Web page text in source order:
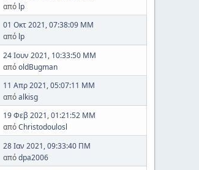
από lp
01 Οκτ 2021, 07:38:09 ΜΜ
από lp
24 Ιουν 2021, 10:33:50 ΜΜ
απόoldBugman
11 Απρ 2021, 05:07:11 ΜΜ
απόalkisg
19 Φεβ 2021, 01:21:52 ΜΜ
απόChristodoulosl
28 Ιαν 2021, 09:33:40 ΠΜ
απόdpa2006